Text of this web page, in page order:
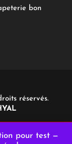
pour test —
bon
réservés.